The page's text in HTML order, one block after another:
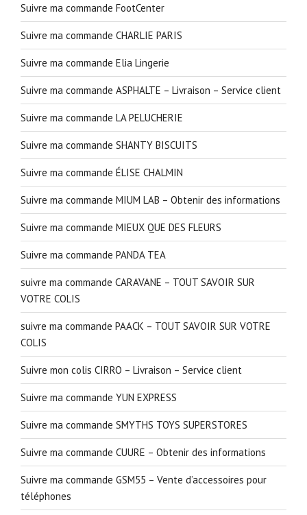
Suivre ma commande FootCenter
Suivre ma commande CHARLIE PARIS
Suivre ma commande Elia Lingerie
Suivre ma commande ASPHALTE – Livraison – Service client
Suivre ma commande LA PELUCHERIE
Suivre ma commande SHANTY BISCUITS
Suivre ma commande ÉLISE CHALMIN
Suivre ma commande MIUM LAB – Obtenir des informations
Suivre ma commande MIEUX QUE DES FLEURS
Suivre ma commande PANDA TEA
suivre ma commande CARAVANE – TOUT SAVOIR SUR
VOTRE COLIS
suivre ma commande PAACK – TOUT SAVOIR SUR VOTRE
COLIS
Suivre mon colis CIRRO – Livraison – Service client
Suivre ma commande YUN EXPRESS
Suivre ma commande SMYTHS TOYS SUPERSTORES
Suivre ma commande CUURE – Obtenir des informations
Suivre ma commande GSM55 – Vente d’accessoires pour
téléphones